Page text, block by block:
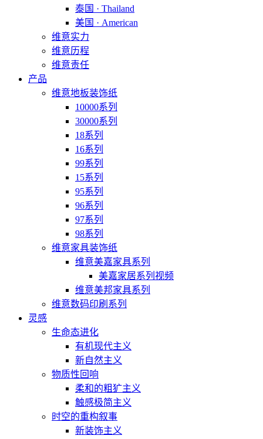
泰国 · Thailand
美国 · American
维意实力
维意历程
维意责任
产品
维意地板装饰纸
10000系列
30000系列
18系列
16系列
99系列
15系列
95系列
96系列
97系列
98系列
维意家具装饰纸
维意美嘉家具系列
美嘉家居系列视频
维意美邦家具系列
维意数码印刷系列
灵感
生命态进化
有机现代主义
新自然主义
物质性回响
柔和的粗犷主义
触感极简主义
时空的重构叙事
新装饰主义